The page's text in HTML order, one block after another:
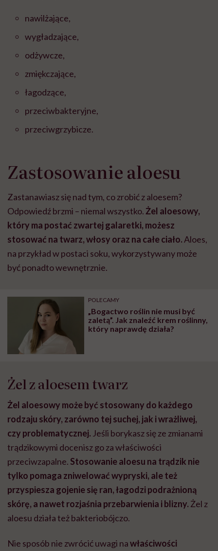
nawilżające,
wygładzające,
odżywcze,
zmiękczające,
łagodzące,
przeciwbakteryjne,
przeciwgrzybicze.
Zastosowanie aloesu
Zastanawiasz się nad tym, co zrobić z aloesem?
Odpowiedź brzmi – niemal wszystko. Żel aloesowy,
który ma postać zwartej galaretki, możesz
stosować na twarz, włosy oraz na całe ciało.Aloes,
na przykład w postaci soku, wykorzystywany może
być ponadto wewnętrznie.
POLECAMY
„Bogactwo roślin nie musi być
zaletą”. Jak znaleźć krem roślinny,
który naprawdę działa?
Żel z aloesem twarz
Żel aloesowy może być stosowany do każdego
rodzaju skóry, zarówno tej suchej, jak i wrażliwej,
czy problematycznej. Jeśli borykasz się ze zmianami
trądzikowymi docenisz go za właściwości
przeciwzapalne. Stosowanie aloesu na trądzik nie
tylko pomaga zniwelować wypryski, ale też
przyspiesza gojenie się ran, łagodzi podrażnioną
skórę, a nawet rozjaśnia przebarwienia i blizny. Żel z
aloesu działa też bakteriobójczo.
Nie sposób nie zwrócić uwagi nawłaściwości